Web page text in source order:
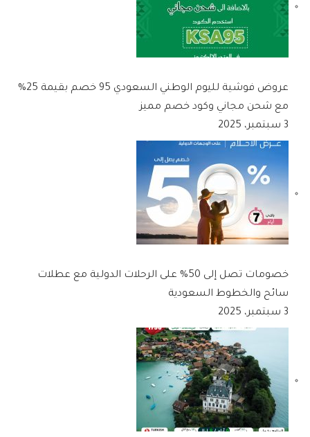
عروض فوشية لليوم الوطني السعودي 95 خصم بقيمة 25%
مع شحن مجاني وكود خصم مميز
3 سبتمبر، 2025
خصومات تصل إلى 50% على الرحلات الدولية مع عطلات
سائح والخطوط السعودية
3 سبتمبر، 2025